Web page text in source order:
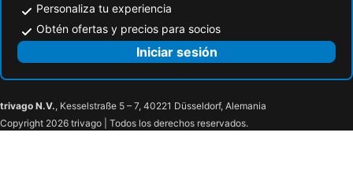
Personaliza tu experiencia
Obtén ofertas y precios para socios
Iniciar sesión
trivago N.V., Kesselstraße 5 – 7, 40221 Düsseldorf, Alemania
Copyright 2026 trivago | Todos los derechos reservados.